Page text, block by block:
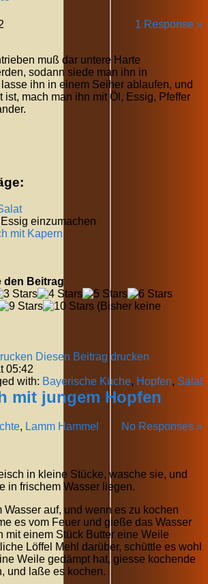
1 Response »
muß dar untere Harte
sodann siede man ihn in
ihn in einem Seiher ablaufen, und
ist, mach man ihn mit Öl, Essig, Pfeffer
einzumachen
mit Kapern
den Beitrag
(Bisher keine
Diesen Beitrag drucken
05:42
with: Bayerische Küche, Hopfen, Salat
mit jungem Hopfen
, Lamm Hammel
No Responses »
in kleine Stücke, wasche sie, und
in frischem Wasser liegen.
Wasser auf, und wenn es zu kochen
es vom Feuer und gieße das Wasser
mit einem Stück Butter eine Weile
Löffel Mehl darüber, schüttle es wohl
Weile gedämpt hat, giesse kochende
und laße es kochen.